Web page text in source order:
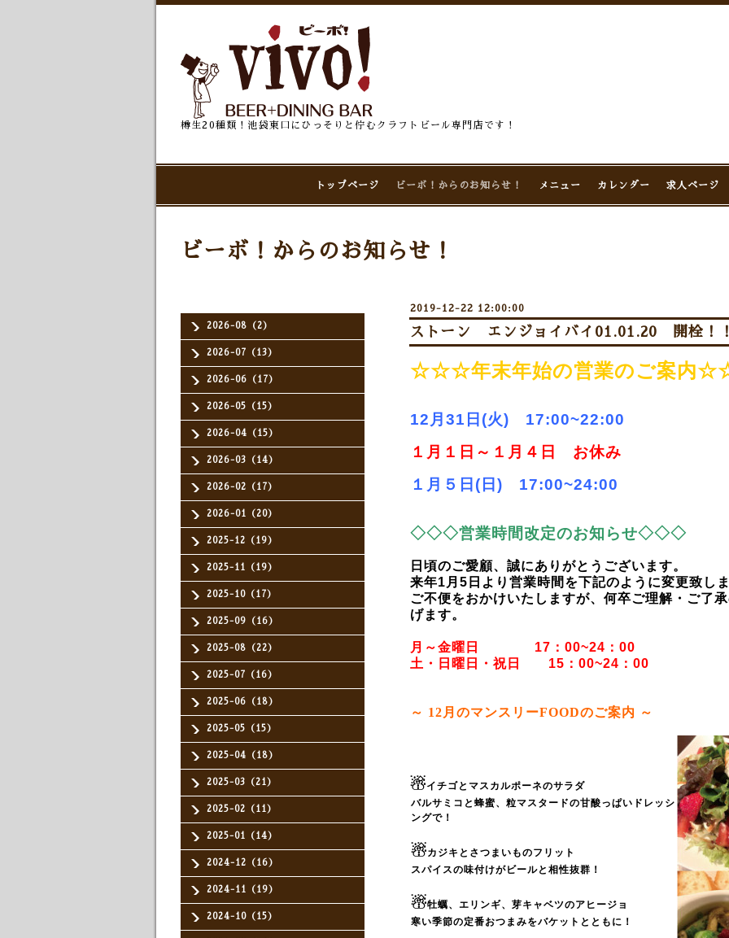
樽生20種類！池袋東口にひっそりと佇むクラフトビール専門店です！
トップページ ビーボ！からのお知らせ！ メニュー カレンダー 求人ページ
2026-08（2）
2026-07（13）
2026-06（17）
2026-05（15）
2026-04（15）
2026-03（14）
2026-02（17）
2026-01（20）
2025-12（19）
2025-11（19）
2025-10（17）
2025-09（16）
2025-08（22）
2025-07（16）
2025-06（18）
2025-05（15）
2025-04（18）
2025-03（21）
2025-02（11）
2025-01（14）
2024-12（16）
2024-11（19）
2024-10（15）
ビーボ！からのお知らせ！
2019-12-22 12:00:00
ストーン エンジョイバイ01.01.20 開栓！！
☆☆☆年末年始の営業のご案内
12月31日(火) 17:00~22:00
１月１日～１月４日 お休み
１月５日(日) 17:00~24:00
◇◇◇営業時間改定のお知らせ◇◇◇
日頃のご愛顧、誠にありがとうございます。
来年1月5日より営業時間を下記のように変更致しま
ご不便をおかけいたしますが、何卒ご理解・ご了
げます。
月～金曜日 17：00~24：00
土・日曜日・祝日 15：00~24：00
～ 12 月のマンスリーFOODのご案内 ～
☃イチゴとマスカルポーネのサラダ
バルサミコと蜂蜜、粒マスタードの甘酸っぱいドレッシ
ングで！
☃カジキとさつまいものフリット
スパイスの味付けがビールと相性抜群！
☃牡蠣、エリンギ、芽キャベツのアヒージョ
寒い季節の定番おつまみをバケットとともに！